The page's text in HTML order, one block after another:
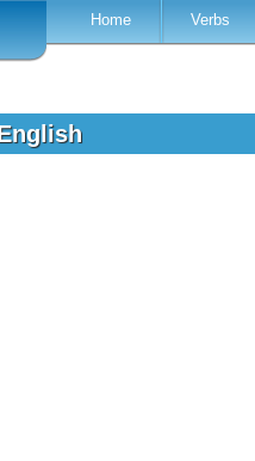
Home Verbs